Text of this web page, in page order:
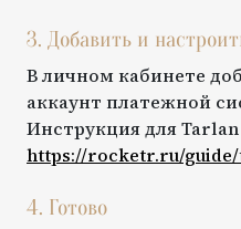
3. Добавить и
В личном кабинете
аккаунт платежной
Инструкция дляTarlan
https://rocketr.ru/guide/
4. Готово